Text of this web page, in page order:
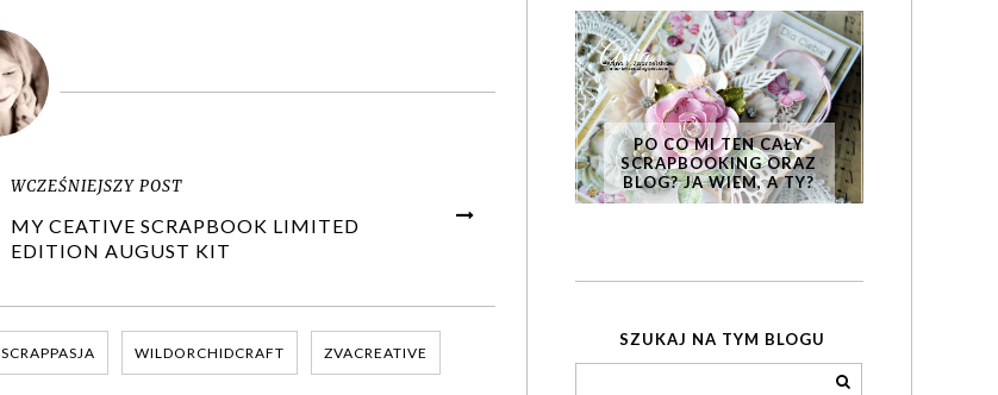
WCZEŚNIEJSZY POST
MY CEATIVE SCRAPBOOK LIMITED
EDITION AUGUST KIT
SCRAPPASJA WILDORCHIDCRAFT ZVACREATIVE
PO CO MI TEN CAŁY
SCRAPBOOKING ORAZ
BLOG? JA WIEM, A TY?
SZUKAJ NA TYM BLOGU